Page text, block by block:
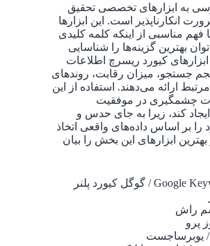
به ابزارهای تخصصی تحقیق
انکارناپذیر است. این ابزارها
فهم مناسبی از اینکه کلمه کلیدی
بهترین گزینه‌ها را شناسایی
کیورد ریسرچ اطلاعات
جستجو، میزان رقابت، روندهای
ارائه می‌دهند. استفاده از این
چشمگیری در موفقیت
کند، زیرا به جای حدس و
بر اساس داده‌های واقعی اتخاذ
ابزارهای این بخش را بیان